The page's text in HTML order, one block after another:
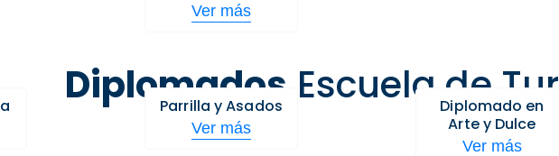
Ver más
Diplomados Escuela de
Parrilla y Asados
Ver más
Diplomado en
Arte y Dulce
Ver más